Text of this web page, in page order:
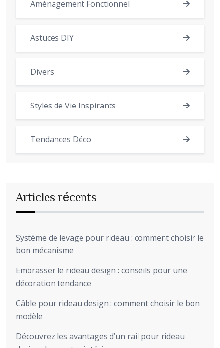
Aménagement Fonctionnel
Astuces DIY
Divers
Styles de Vie Inspirants
Tendances Déco
Articles récents
Système de levage pour rideau : comment choisir le
bon mécanisme
Embrasser le rideau design : conseils pour une
décoration tendance
Câble pour rideau design : comment choisir le bon
modèle
Découvrez les avantages d’un rail pour rideau